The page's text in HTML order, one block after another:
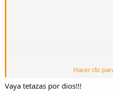
Hacer clic
Vaya tetazas por dios!!!